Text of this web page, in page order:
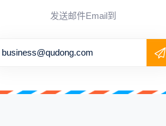
发送邮件Email到
business@qudong.com